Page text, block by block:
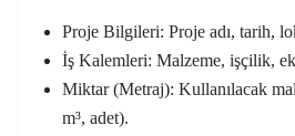
Proje Bilgileri: Proje adı, tarih,
İş Kalemleri: Malzeme, işçilik,
Miktar (Metraj): Kullanılacak
m³, adet).